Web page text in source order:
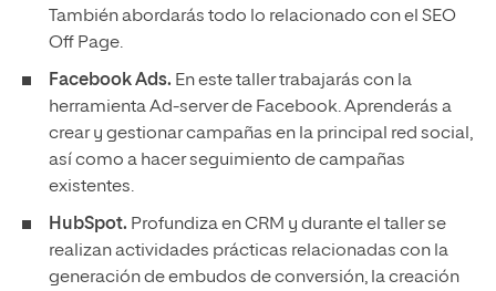
También abordarás todo lo relacionado con el SEO
Off Page.
Facebook Ads. En este taller trabajarás con la
herramienta Ad-server de Facebook. Aprenderás a
crear y gestionar campañas en la principal red social,
así como a hacer seguimiento de campañas
existentes.
HubSpot. Profundiza en CRM y durante el taller se
realizan actividades prácticas relacionadas con la
generación de embudos de conversión, la creación